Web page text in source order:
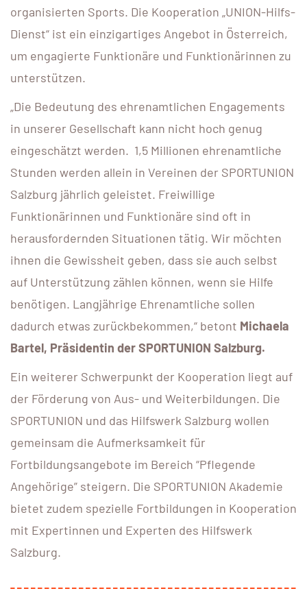
organisierten Sports. Die Kooperation „UNION-Hilfs-
Dienst“ ist ein einzigartiges Angebot in Österreich,
um engagierte Funktionäre und Funktionärinnen zu
unterstützen.
„Die Bedeutung des ehrenamtlichen Engagements
in unserer Gesellschaft kann nicht hoch genug
eingeschätzt werden. 1,5 Millionen ehrenamtliche
Stunden werden allein in Vereinen der SPORTUNION
Salzburg jährlich geleistet. Freiwillige
Funktionärinnen und Funktionäre sind oft in
herausfordernden Situationen tätig. Wir möchten
ihnen die Gewissheit geben, dass sie auch selbst
auf Unterstützung zählen können, wenn sie Hilfe
benötigen. Langjährige Ehrenamtliche sollen
dadurch etwas zurückbekommen,“ betont Michaela
Bartel, Präsidentin der SPORTUNION Salzburg.
Ein weiterer Schwerpunkt der Kooperation liegt auf
der Förderung von Aus- und Weiterbildungen. Die
SPORTUNION und das Hilfswerk Salzburg wollen
gemeinsam die Aufmerksamkeit für
Fortbildungsangebote im Bereich “Pflegende
Angehörige” steigern. Die SPORTUNION Akademie
bietet zudem spezielle Fortbildungen in Kooperation
mit Expertinnen und Experten des Hilfswerk
Salzburg.